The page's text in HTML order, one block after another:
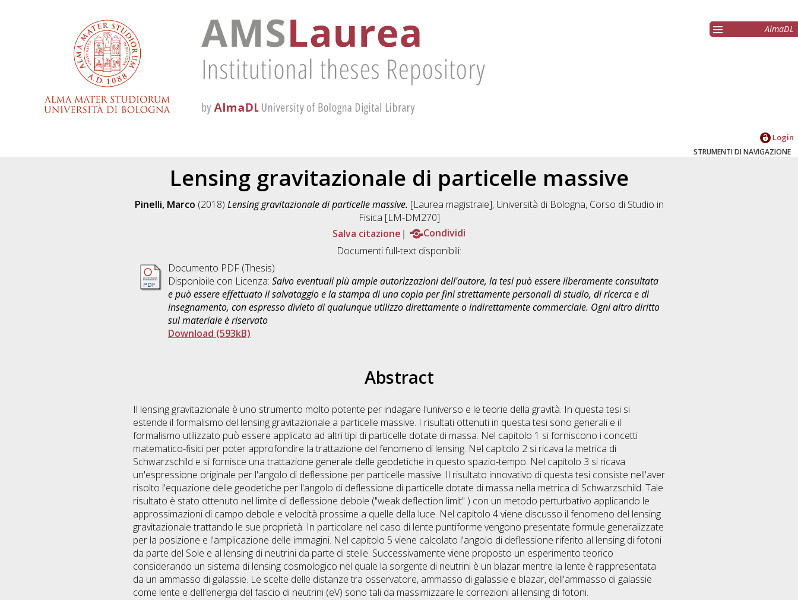
AlmaDL
Login
STRUMENTI DI NAVIGAZIONE
Lensing gravitazionale di particelle massive
Pinelli, Marco (2018) Lensing gravitazionale di particelle massive. [Laurea magistrale], Università di Bologna, Corso di Studio in
Fisica [LM-DM270]
Salva citazione
Condividi
Documenti full-text disponibili:
Documento PDF (Thesis)
Disponibile con Licenza: Salvo eventuali più ampie autorizzazioni dell'autore, la tesi può essere liberamente consultata
e può essere effettuato il salvataggio e la stampa di una copia per fini strettamente personali di studio, di ricerca e di
insegnamento, con espresso divieto di qualunque utilizzo direttamente o indirettamente commerciale. Ogni altro diritto
sul materiale è riservato
Download (593kB)
Abstract
Il lensing gravitazionale è uno strumento molto potente per indagare l'universo e le teorie della gravità. In questa tesi si
estende il formalismo del lensing gravitazionale a particelle massive. I risultati ottenuti in questa tesi sono generali e il
formalismo utilizzato può essere applicato ad altri tipi di particelle dotate di massa. Nel capitolo 1 si forniscono i concetti
matematico-fisici per poter approfondire la trattazione del fenomeno di lensing. Nel capitolo 2 si ricava la metrica di
Schwarzschild e si fornisce una trattazione generale delle geodetiche in questo spazio-tempo. Nel capitolo 3 si ricava
un'espressione originale per l'angolo di deflessione per particelle massive. Il risultato innovativo di questa tesi consiste nell'aver
risolto l'equazione delle geodetiche per l'angolo di deflessione di particelle dotate di massa nella metrica di Schwarzschild. Tale
risultato è stato ottenuto nel limite di deflessione debole ("weak deflection limit" ) con un metodo perturbativo applicando le
approssimazioni di campo debole e velocità prossime a quelle della luce. Nel capitolo 4 viene discusso il fenomeno del lensing
gravitazionale trattando le sue proprietà. In particolare nel caso di lente puntiforme vengono presentate formule generalizzate
per la posizione e l'amplicazione delle immagini. Nel capitolo 5 viene calcolato l'angolo di deflessione riferito al lensing di fotoni
da parte del Sole e al lensing di neutrini da parte di stelle. Successivamente viene proposto un esperimento teorico
considerando un sistema di lensing cosmologico nel quale la sorgente di neutrini è un blazar mentre la lente è rappresentata
da un ammasso di galassie. Le scelte delle distanze tra osservatore, ammasso di galassie e blazar, dell'ammasso di galassie
come lente e dell'energia del fascio di neutrini (eV) sono tali da massimizzare le correzioni al lensing di fotoni.